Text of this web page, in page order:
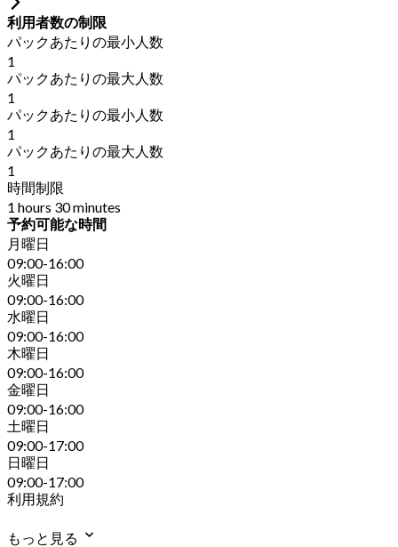
利用者数の制限
パックあたりの最小人数
1
パックあたりの最大人数
1
パックあたりの最小人数
1
パックあたりの最大人数
1
時間制限
1 hours 30 minutes
予約可能な時間
月曜日
09:00-16:00
火曜日
09:00-16:00
水曜日
09:00-16:00
木曜日
09:00-16:00
金曜日
09:00-16:00
土曜日
09:00-17:00
日曜日
09:00-17:00
利用規約
もっと見る